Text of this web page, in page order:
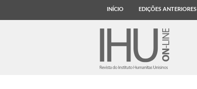
INÍCIO EDIÇÕES ANTERIORES